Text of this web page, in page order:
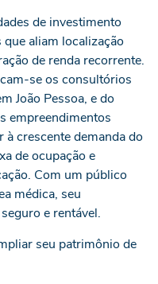
de investimento
aliam localização
de renda recorrente.
se os consultórios
João Pessoa, e do
empreendimentos
crescente demanda do
de ocupação e
Com um público
médica, seu
e rentável.
seu patrimônio de